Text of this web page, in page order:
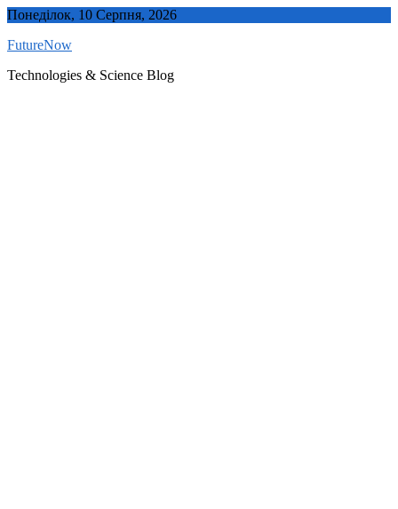
Skip
content
Понеділок, 10 Серпня, 2026
FutureNow
Technologies & Science Blog